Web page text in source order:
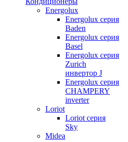
Energolux
Energolux серия
Baden
Energolux серия
Basel
Energolux серия
Zurich
инвертор J
Energolux серия
CHAMPERY
inverter
Loriot
Loriot серия
Sky
Midea